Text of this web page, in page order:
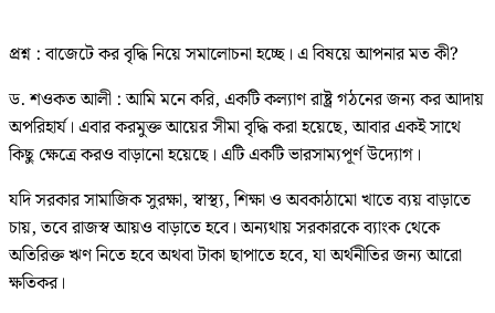
প্রশ্ন : বাজেটে কর বৃদ্ধি নিয়ে সমালোচনা হচ্ছে। এ বিষয়ে আপনার মত কী?
ড. শওকত আলী : আমি মনে করি, একটি কল্যাণ রাষ্ট্র গঠনের জন্য কর আদায়
অপরিহার্য। এবার করমুক্ত আয়ের সীমা বৃদ্ধি করা হয়েছে, আবার একই সাথে
কিছু ক্ষেত্রে করও বাড়ানো হয়েছে। এটি একটি ভারসাম্যপূর্ণ উদ্যোগ।
যদি সরকার সামাজিক সুরক্ষা, স্বাস্থ্য, শিক্ষা ও অবকাঠামো খাতে ব্যয় বাড়াতে
চায়, তবে রাজস্ব আয়ও বাড়াতে হবে। অন্যথায় সরকারকে ব্যাংক থেকে
অতিরিক্ত ঋণ নিতে হবে অথবা টাকা ছাপাতে হবে, যা অর্থনীতির জন্য আরো
ক্ষতিকর।